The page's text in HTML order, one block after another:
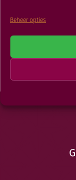
Beheer opties
Damesdinsdag